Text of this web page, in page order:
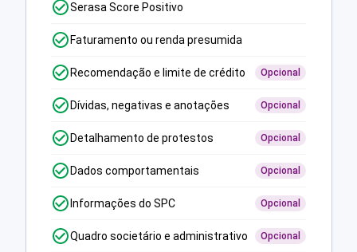
Serasa Score Positivo
Faturamento ou renda presumida
Recomendação e limite de crédito Opcional
Dívidas, negativas e anotações Opcional
Detalhamento de protestos Opcional
Dados comportamentais Opcional
Informações do SPC Opcional
Quadro societário e administrativo Opcional